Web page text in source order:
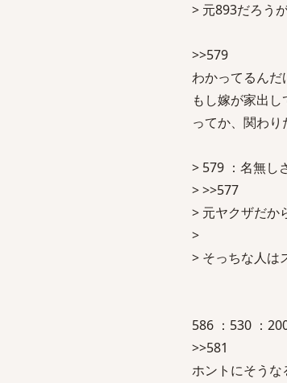
> 元893だろう
>>579
わかってるんだ
もし嫁が家出
ってか、関わり
> 579 ：名無し
> >>577
> 元ヤクザだか
>
> そっちな人は
586 ：530 ：
>>581
ホントにそうな